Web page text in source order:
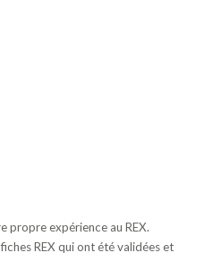
propre expérience au REX.
REX qui ont été validées et